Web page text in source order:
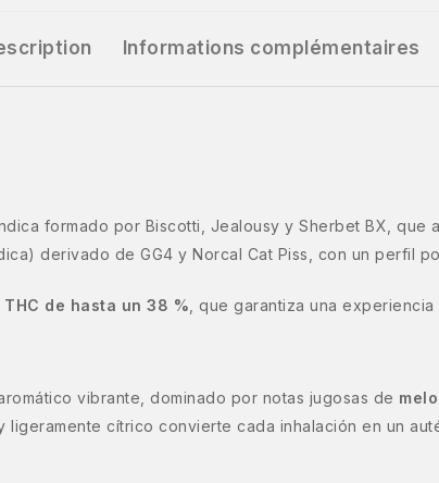
Informations complémentaires
formado por Biscotti, Jealousy y Sherbet BX, que
derivado de GG4 y Norcal Cat Piss, con un perfil
THC de hasta un 38 % , que garantiza una
vibrante, dominado por notas jugosas de
cítrico convierte cada inhalación en un